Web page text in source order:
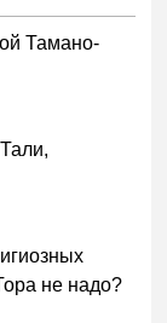
Тамано-
не надо?